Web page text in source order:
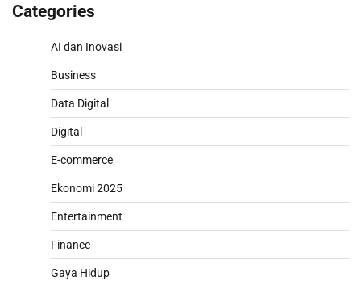
Categories
AI dan Inovasi
Business
Data Digital
Digital
E-commerce
Ekonomi 2025
Entertainment
Finance
Gaya Hidup